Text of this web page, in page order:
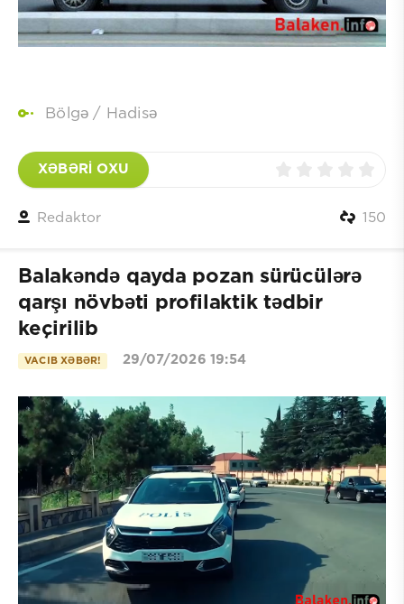
Bölgə / Hadisə
XƏBƏRİ OXU
Redaktor 150
Balakəndə qayda pozan sürücülərə
qarşı növbəti profilaktik tədbir
keçirilib
VACIB XƏBƏR! 29/07/2026 19:54